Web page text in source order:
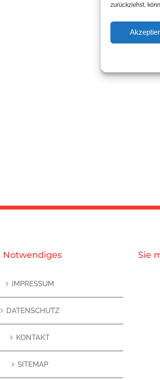
zurückziehst,
Notwendiges
IMPRESSUM
DATENSCHUTZ
KONTAKT
SITEMAP
Sie